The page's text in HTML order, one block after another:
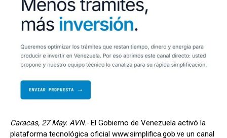
Caracas, 27 May. AVN.-El Gobierno de Venezuela activó la
plataforma tecnológica oficial www.simplifica.gob.ve un canal